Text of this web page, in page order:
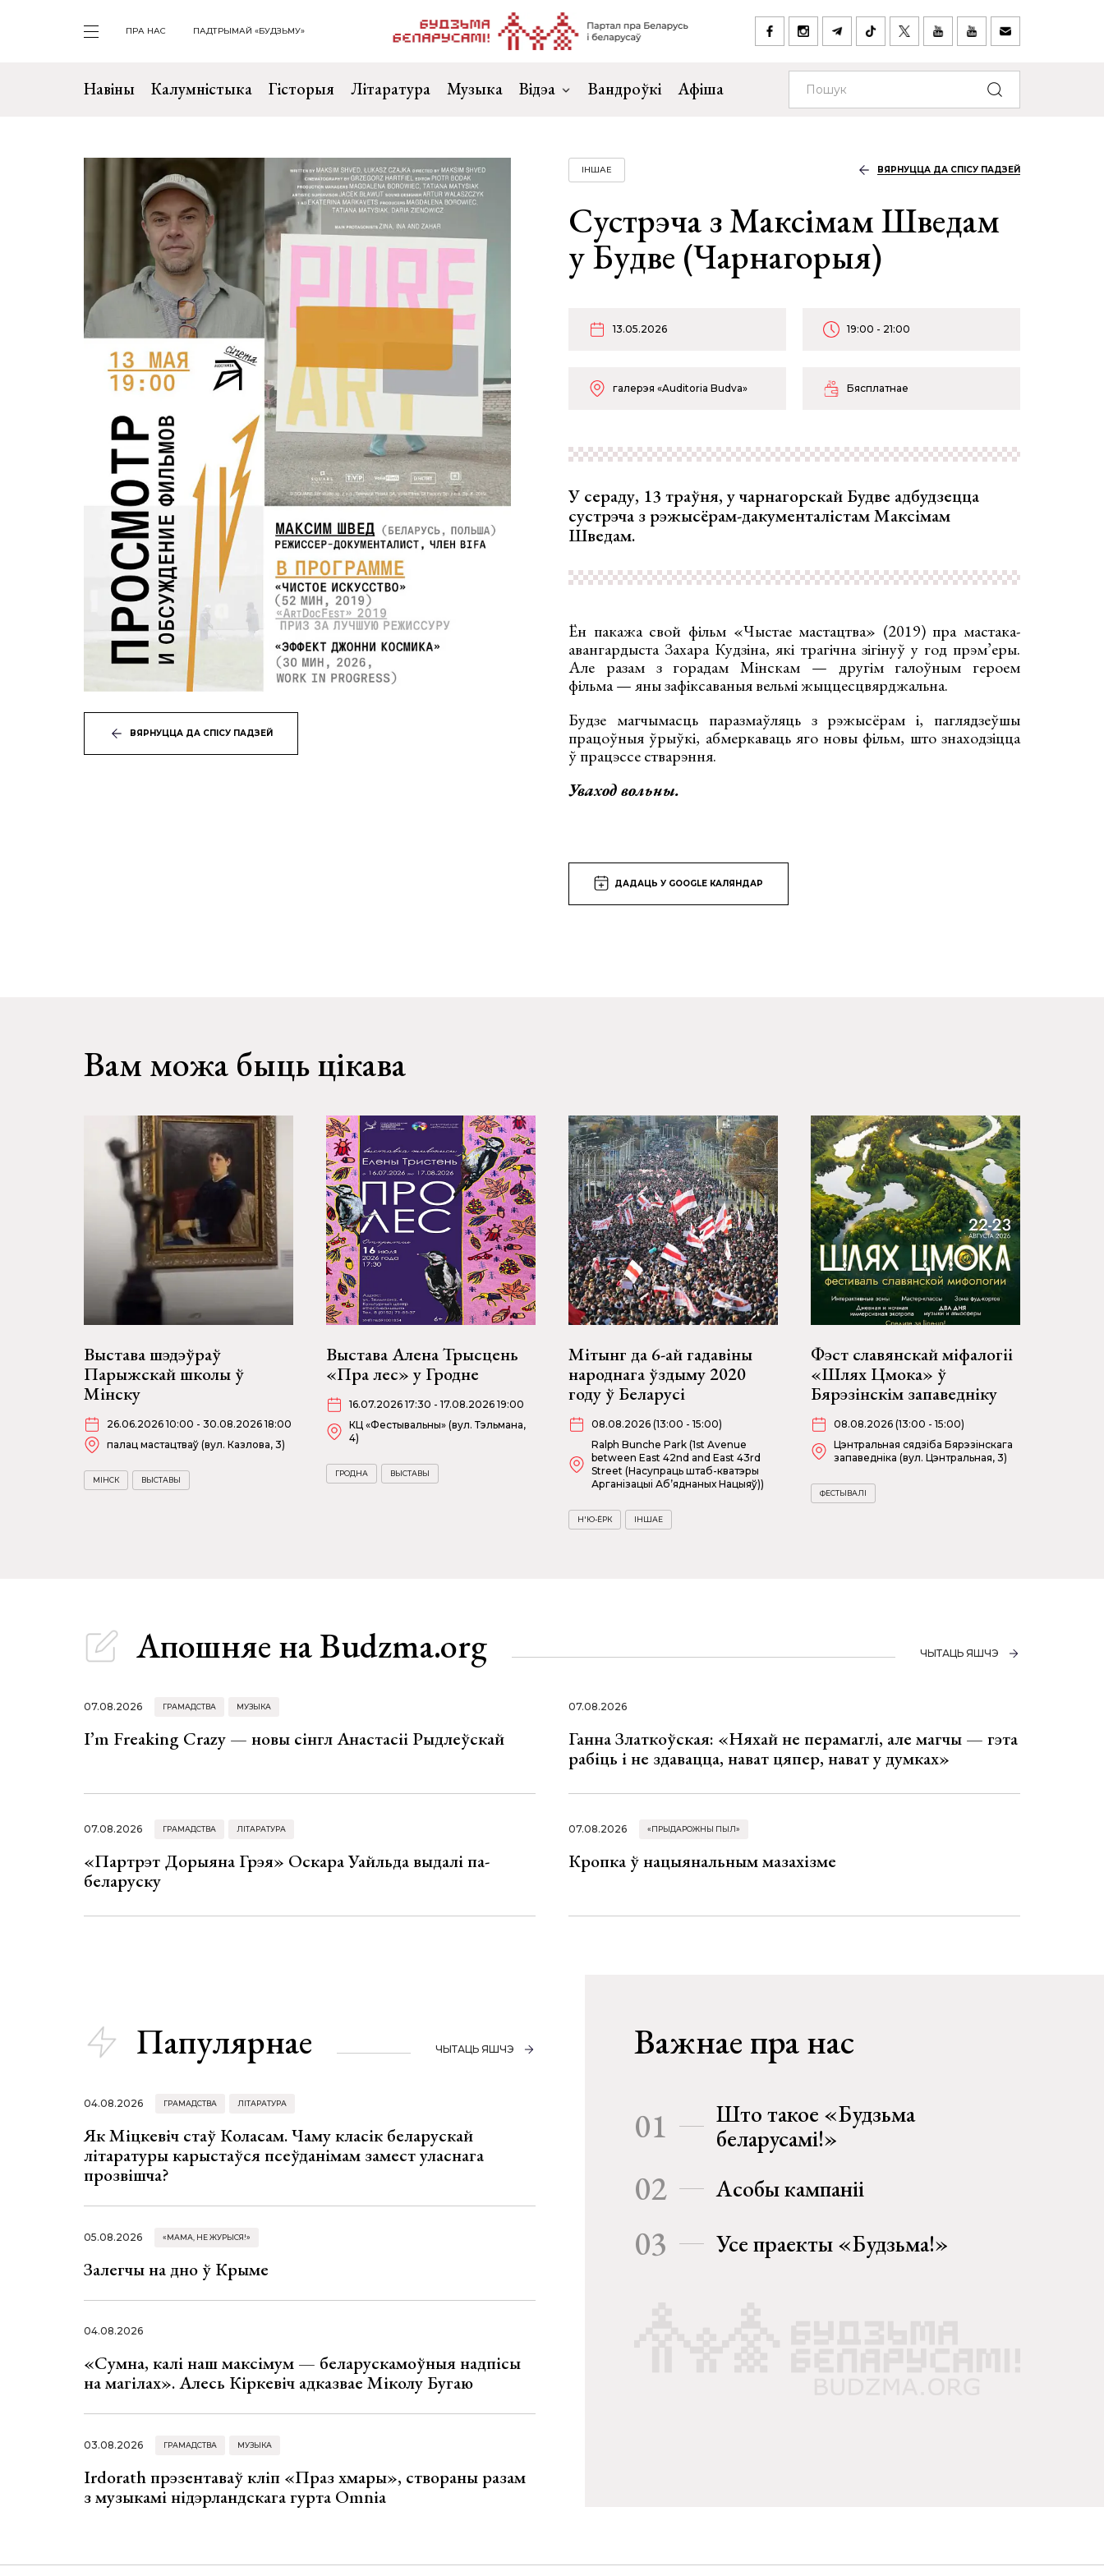
ПРА НАС ПАДТРЫМАЙ «БУДЗЬМУ»
Навіны Калумністыка Гісторыя Літаратура Музыка Відэа Вандроўкі Афіша
ВЯРНУЦЦА ДА СПІСУ ПАДЗЕЙ
ІНШАЕ ВЯРНУЦЦА ДА СПІСУ ПАДЗЕЙ
Сустрэча з Максімам Шведам
у Будве (Чарнагорыя)
13.05.2026 19:00 - 21:00
галерэя «Auditoria Budva» Бясплатнае
У сераду, 13 траўня, у чарнагорскай Будве адбудзецца
сустрэча з рэжысёрам-дакументалістам Максімам
Шведам.
Ён пакажа свой фільм «Чыстае мастацтва» (2019) пра мастака-
авангардыста Захара Кудзіна, які трагічна зігінуў у год прэм’еры.
Але разам з горадам Мінскам — другім галоўным героем
фільма — яны зафіксаваныя вельмі жыццесцвярджальна.
Будзе магчымасць паразмаўляць з рэжысёрам і, паглядзеўшы
працоўныя ўрыўкі, абмеркаваць яго новы фільм, што знаходзіцца
ў працэссе стварэння.
Уваход вольны.
ДАДАЦЬ У GOOGLE КАЛЯНДАР
Вам можа быць цікава
Выстава шэдэўраў
Парыжскай школы ў
Мінску
26.06.2026 10:00 - 30.08.2026 18:00
палац мастацтваў (вул. Казлова, 3)
МІНСК ВЫСТАВЫ
Выстава Алена Трысцень
«Пра лес» у Гродне
16.07.2026 17:30 - 17.08.2026 19:00
КЦ «Фестывальны» (вул. Тэльмана,
4)
ГРОДНА ВЫСТАВЫ
Мітынг да 6-ай гадавіны
народнага ўздыму 2020
году ў Беларусі
08.08.2026 (13:00 - 15:00)
Ralph Bunche Park (1st Avenue
between East 42nd and East 43rd
Street (Насупраць штаб-кватэры
Арганізацыі Аб’яднаных Нацыяў))
Н'Ю-ЁРК ІНШАЕ
Фэст славянскай міфалогіі
«Шлях Цмока» ў
Бярэзінскім запаведніку
08.08.2026 (13:00 - 15:00)
Цэнтральная сядзіба Бярэзінскага
запаведніка (вул. Цэнтральная, 3)
ФЕСТЫВАЛІ
Апошняе на Budzma.org ЧЫТАЦЬ ЯШЧЭ
07.08.2026 ГРАМАДСТВА МУЗЫКА
I’m Freaking Crazy — новы сінгл Анастасіі Рыдлеўскай
07.08.2026
Ганна Златкоўская: «Няхай не перамаглі, але магчы — гэта
рабіць і не здавацца, нават цяпер, нават у думках»
07.08.2026 ГРАМАДСТВА ЛІТАРАТУРА
«Партрэт Дорыяна Грэя» Оскара Уайльда выдалі па-
беларуску
07.08.2026 «ПРЫДАРОЖНЫ ПЫЛ»
Кропка ў нацыянальным мазахізме
Папулярнае ЧЫТАЦЬ ЯШЧЭ
04.08.2026 ГРАМАДСТВА ЛІТАРАТУРА
Як Міцкевіч стаў Коласам. Чаму класік беларускай
літаратуры карыстаўся псеўданімам замест уласнага
прозвішча?
05.08.2026 «МАМА, НЕ ЖУРЫСЯ!»
Залегчы на дно ў Крыме
04.08.2026
«Сумна, калі наш максімум — беларускамоўныя надпісы
на магілах». Алесь Кіркевіч адказвае Міколу Бугаю
03.08.2026 ГРАМАДСТВА МУЗЫКА
Irdorath прэзентаваў кліп «Праз хмары», створаны разам
з музыкамі нідэрландскага гурта Omnia
Важнае пра нас
01
Што такое «Будзьма
беларусамі!»
02 Асобы кампаніі
03 Усе праекты «Будзьма!»